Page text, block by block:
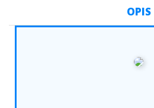
OPIS